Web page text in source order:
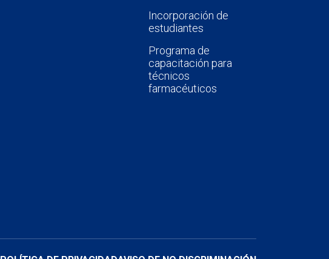
Incorporación de
estudiantes
Programa de
capacitación para
técnicos
farmacéuticos